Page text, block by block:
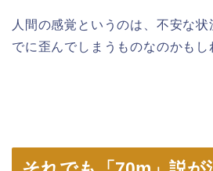
人間の感覚というのは、不安な状
でに歪んでしまうものなのかもし